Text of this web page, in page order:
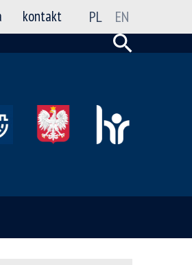
kontakt PL EN